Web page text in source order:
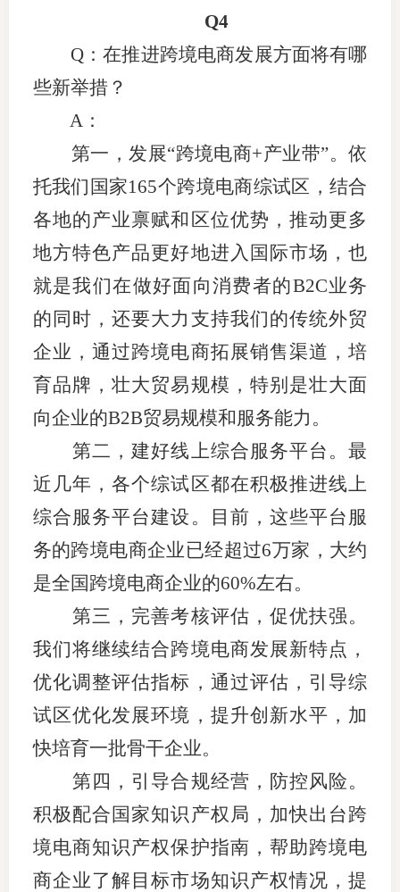
Q4
Q：在推进跨境电商发展方面将有哪
些新举措？
A：
第一，发展“跨境电商+产业带”。依
托我们国家165个跨境电商综试区，结合
各地的产业禀赋和区位优势，推动更多
地方特色产品更好地进入国际市场，也
就是我们在做好面向消费者的B2C业务
的同时，还要大力支持我们的传统外贸
企业，通过跨境电商拓展销售渠道，培
育品牌，壮大贸易规模，特别是壮大面
向企业的B2B贸易规模和服务能力。
第二，建好线上综合服务平台。最
近几年，各个综试区都在积极推进线上
综合服务平台建设。目前，这些平台服
务的跨境电商企业已经超过6万家，大约
是全国跨境电商企业的60%左右。
第三，完善考核评估，促优扶强。
我们将继续结合跨境电商发展新特点，
优化调整评估指标，通过评估，引导综
试区优化发展环境，提升创新水平，加
快培育一批骨干企业。
第四，引导合规经营，防控风险。
积极配合国家知识产权局，加快出台跨
境电商知识产权保护指南，帮助跨境电
商企业了解目标市场知识产权情况，提